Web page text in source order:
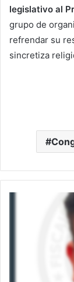
legislativo al
grupo de
refrendar su
sincretiza